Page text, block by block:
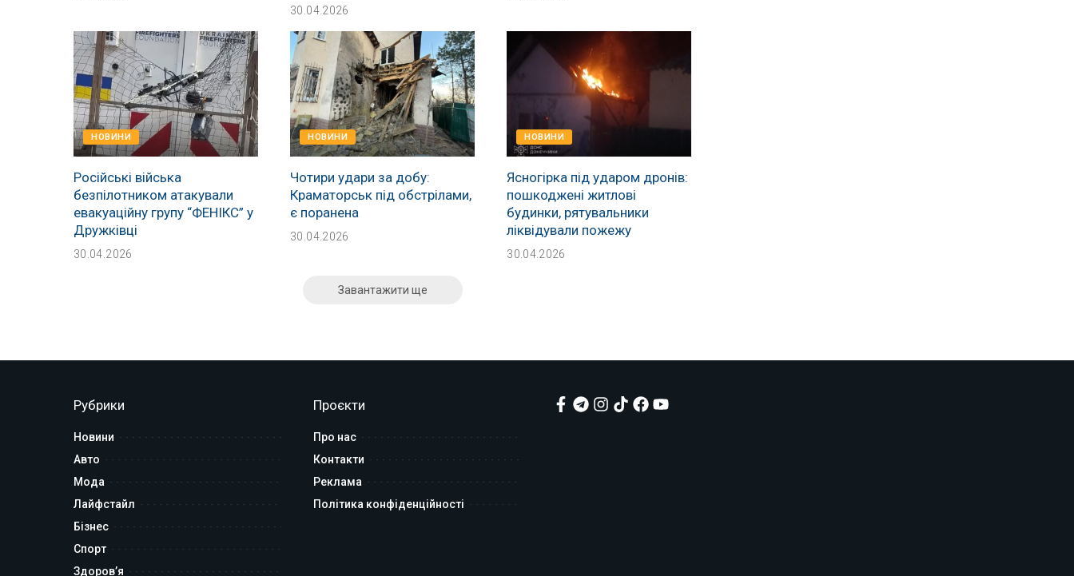
30.04.2026
НОВИНИ
Російські війська
безпілотником атакували
евакуаційну групу “ФЕНІКС” у
Дружківці
30.04.2026
НОВИНИ
Чотири удари за добу:
Краматорськ під обстрілами,
є поранена
30.04.2026
НОВИНИ
Ясногірка під ударом дронів:
пошкоджені житлові
будинки, рятувальники
ліквідували пожежу
30.04.2026
Завантажити ще
Рубрики
Новини
Авто
Мода
Лайфстайл
Бізнес
Спорт
Здоров’я
Проєкти
Про нас
Контакти
Реклама
Політика конфіденційності